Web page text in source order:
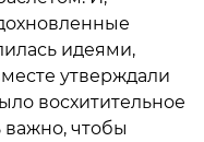
идеями,
утверждали
восхитительное
важно, чтобы